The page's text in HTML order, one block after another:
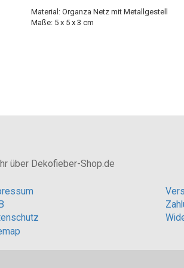
Material: Organza Netz mit Metallgestell
Maße: 5 x 5 x 3 cm
über Dekofieber-Shop.de